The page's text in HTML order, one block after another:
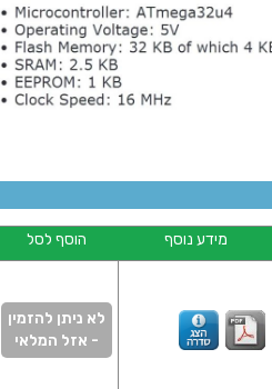
מידע נוסף הוסף לסל
לא ניתן להזמין
- אזל המלאי